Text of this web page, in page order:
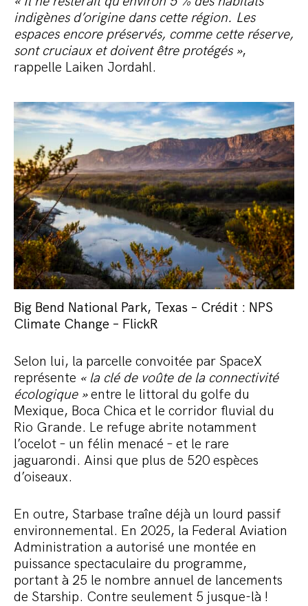
indigènes d’origine dans cette région. Les
espaces encore préservés, comme cette réserve,
sont cruciaux et doivent être protégés »,
rappelle Laiken Jordahl.
Big Bend National Park, Texas – Crédit : NPS
Climate Change – FlickR
Selon lui, la parcelle convoitée par SpaceX
représente « la clé de voûte de la connectivité
écologique »entre le littoral du golfe du
Mexique, Boca Chica et le corridor fluvial du
Rio Grande. Le refuge abrite notamment
l’ocelot – un félin menacé – et le rare
jaguarondi. Ainsi que plus de 520 espèces
d’oiseaux.
En outre, Starbase traîne déjà un lourd passif
environnemental. En 2025, la Federal Aviation
Administration a autorisé une montée en
puissance spectaculaire du programme,
portant à 25 le nombre annuel de lancements
de Starship. Contre seulement 5 jusque-là !